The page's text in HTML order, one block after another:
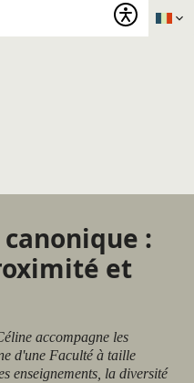
:
et
accompagne les
d'une Faculté à taille
enseignements, la diversité